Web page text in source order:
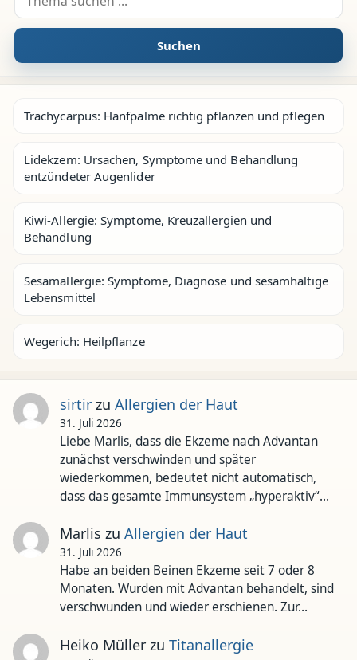
Suchen
Trachycarpus: Hanfpalme richtig pflanzen und pflegen
Lidekzem: Ursachen, Symptome und Behandlung
entzündeter Augenlider
Kiwi-Allergie: Symptome, Kreuzallergien und
Behandlung
Sesamallergie: Symptome, Diagnose und sesamhaltige
Lebensmittel
Wegerich: Heilpflanze
sirtirzu Allergien der Haut
31. Juli 2026
Liebe Marlis, dass die Ekzeme nach Advantan
zunächst verschwinden und später
wiederkommen, bedeutet nicht automatisch,
dass das gesamte Immunsystem „hyperaktiv“…
Marlis zu Allergien der Haut
31. Juli 2026
Habe an beiden Beinen Ekzeme seit 7 oder 8
Monaten. Wurden mit Advantan behandelt, sind
verschwunden und wieder erschienen. Zur…
Heiko Müllerzu Titanallergie